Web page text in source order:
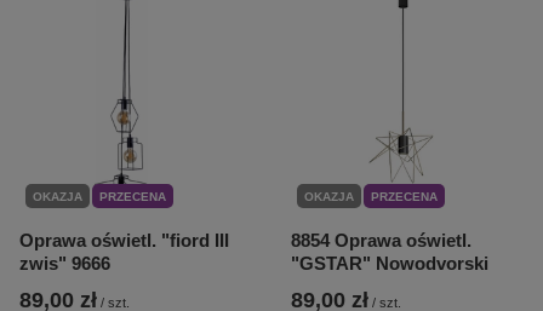
OKAZJA PRZECENA
Oprawa oświetl. "fiord III
zwis" 9666
89,00 zł / szt.
OKAZJA PRZECENA
8854 Oprawa oświetl.
"GSTAR" Nowodvorski
89,00 zł / szt.